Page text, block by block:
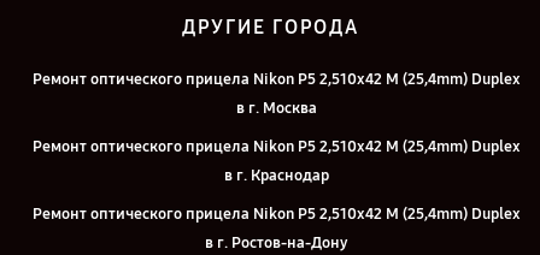
ДРУГИЕ ГОРОДА
Ремонт оптического прицела Nikon P5 2,510x42 M (25,4mm) Duplex
в г. Москва
Ремонт оптического прицела Nikon P5 2,510x42 M (25,4mm) Duplex
в г. Краснодар
Ремонт оптического прицела Nikon P5 2,510x42 M (25,4mm) Duplex
в г. Ростов-на-Дону